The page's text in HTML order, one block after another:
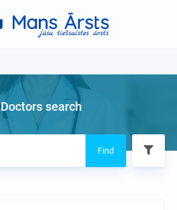
Doctors search
Find